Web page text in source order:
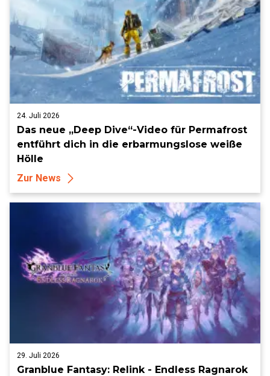
24. Juli 2026
Das neue „Deep Dive“-Video für Permafrost
entführt dich in die erbarmungslose weiße
Hölle
Zur News
29. Juli 2026
Granblue Fantasy: Relink - Endless Ragnarok